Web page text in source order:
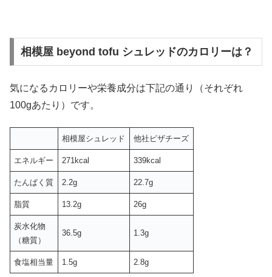
相模屋 beyond tofu シュレッドのカロリーは？
気になるカロリーや栄養成分は下記の通り（それぞれ
100gあたり）です。
相模屋シュレッド 他社ピザチーズ
エネルギー 271kcal 339kcal
たんぱく質 2.2g 22.7g
脂質 13.2g 26g
炭水化物
（糖質）
36.5g 1.3g
食塩相当量 1.5g 2.8g